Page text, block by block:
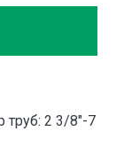
труб: 2 3/8"-7